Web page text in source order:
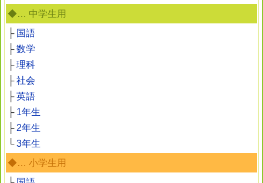
◆… 中学生用
├ 国語
├数学
├理科
├社会
├英語
├ 1年生
├ 2年生
└3年生
◆… 小学生用